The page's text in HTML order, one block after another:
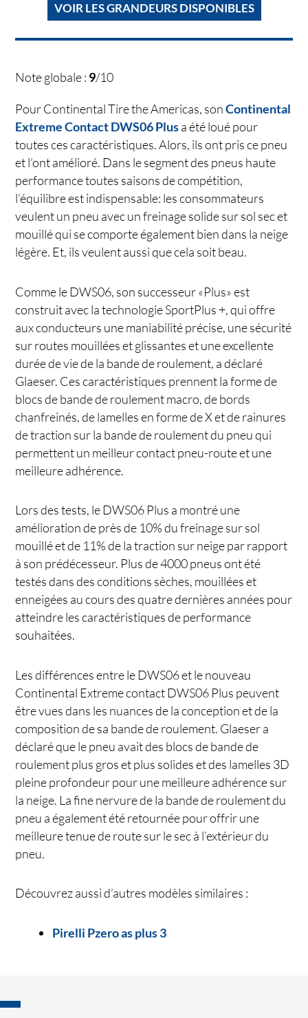
VOIR LES GRANDEURS DISPONIBLES
Note globale : 9/10
Pour Continental Tire the Americas, sonContinental
Extreme Contact DWS06 Plusa été loué pour
toutes ces caractéristiques. Alors, ils ont pris ce pneu
et l’ont amélioré. Dans le segment des pneus haute
performance toutes saisons de compétition,
l’équilibre est indispensable: les consommateurs
veulent un pneu avec un freinage solide sur sol sec et
mouillé qui se comporte également bien dans la neige
légère. Et, ils veulent aussi que cela soit beau.
Comme le DWS06, son successeur «Plus» est
construit avec la technologie SportPlus +, qui offre
aux conducteurs une maniabilité précise, une sécurité
sur routes mouillées et glissantes et une excellente
durée de vie de la bande de roulement, a déclaré
Glaeser. Ces caractéristiques prennent la forme de
blocs de bande de roulement macro, de bords
chanfreinés, de lamelles en forme de X et de rainures
de traction sur la bande de roulement du pneu qui
permettent un meilleur contact pneu-route et une
meilleure adhérence.
Lors des tests, le DWS06 Plus a montré une
amélioration de près de 10% du freinage sur sol
mouillé et de 11% de la traction sur neige par rapport
à son prédécesseur. Plus de 4000 pneus ont été
testés dans des conditions sèches, mouillées et
enneigées au cours des quatre dernières années pour
atteindre les caractéristiques de performance
souhaitées.
Les différences entre le DWS06 et le nouveau
Continental Extreme contact DWS06 Plus peuvent
être vues dans les nuances de la conception et de la
composition de sa bande de roulement. Glaeser a
déclaré que le pneu avait des blocs de bande de
roulement plus gros et plus solides et des lamelles 3D
pleine profondeur pour une meilleure adhérence sur
la neige. La fine nervure de la bande de roulement du
pneu a également été retournée pour offrir une
meilleure tenue de route sur le sec à l’extérieur du
pneu.
Découvrez aussi d’autres modèles similaires :
Pirelli Pzero as plus 3